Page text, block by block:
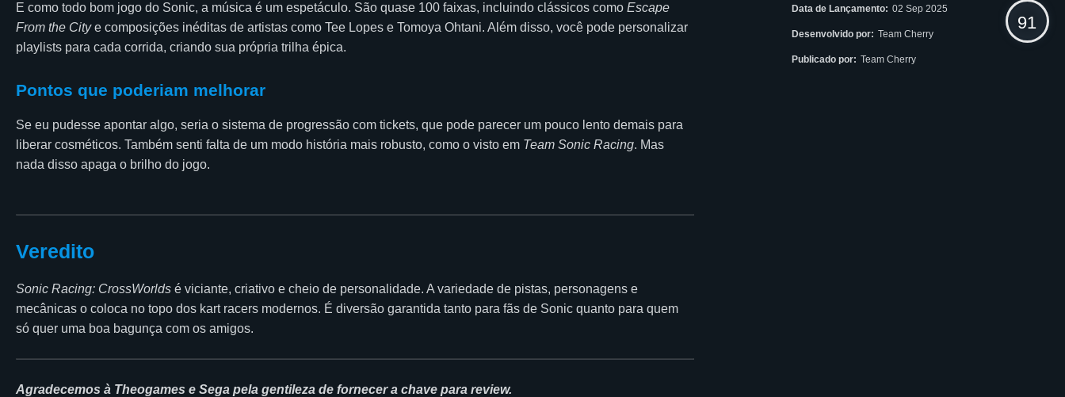
E como todo bom jogo do Sonic, a música é um espetáculo. São quase 100 faixas, incluindo clássicos como Escape
From the Citye composições inéditas de artistas como Tee Lopes e Tomoya Ohtani. Além disso, você pode personalizar
playlists para cada corrida, criando sua própria trilha épica.
Pontos que poderiam melhorar
Se eu pudesse apontar algo, seria o sistema de progressão com tickets, que pode parecer um pouco lento demais para
liberar cosméticos. Também senti falta de um modo história mais robusto, como o visto em Team Sonic Racing. Mas
nada disso apaga o brilho do jogo.
Veredito
Sonic Racing: CrossWorlds é viciante, criativo e cheio de personalidade. A variedade de pistas, personagens e
mecânicas o coloca no topo dos kart racers modernos. É diversão garantida tanto para fãs de Sonic quanto para quem
só quer uma boa bagunça com os amigos.
Agradecemos à Theogames e Sega pela gentileza de fornecer a chave para review.
Data de Lançamento: 02 Sep 2025
Desenvolvido por: Team Cherry
Publicado por: Team Cherry
91